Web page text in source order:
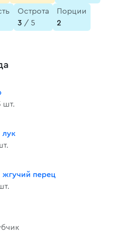
Острота
3 / 5
Порции
2
шт.
перец